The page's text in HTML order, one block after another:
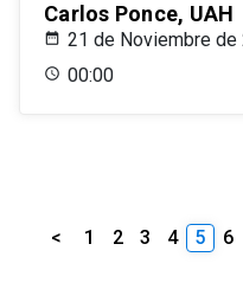
Carlos Ponce, UAH
21 de Noviembre de
00:00
< 1 2 3 4 5 6